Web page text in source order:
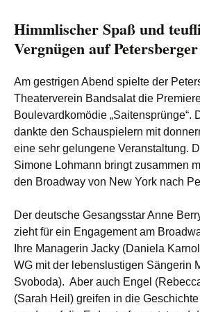
Himmlischer Spaß und
Vergnügen auf
Am gestrigen Abend spielte der
Theaterverein Bandsalat die
Boulevardkomödie „Saitensprünge“.
dankte den Schauspielern mit
eine sehr gelungene Veranstaltung.
Simone Lohmann bringt zusammen
den Broadway von New York nach
Der deutsche Gesangsstar Anne
zieht für ein Engagement am
Ihre Managerin Jacky (Daniela
WG mit der lebenslustigen Sängerin
Svoboda). Aber auch Engel
(Sarah Heil) greifen in die